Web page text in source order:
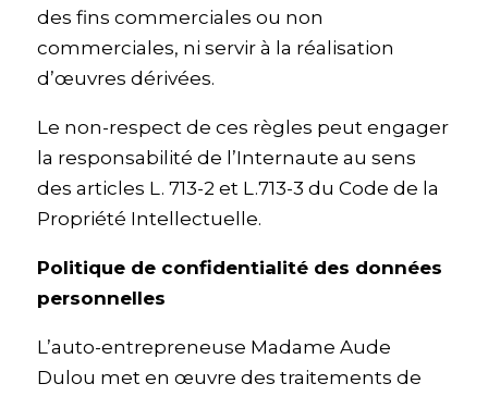
des fins commerciales ou non
commerciales, ni servir à la réalisation
d’œuvres dérivées.
Le non-respect de ces règles peut engager
la responsabilité de l’Internaute au sens
des articles L. 713-2 et L.713-3 du Code de la
Propriété Intellectuelle.
Politique de confidentialité des données
personnelles
L’auto-entrepreneuse Madame Aude
Dulou met en œuvre des traitements de